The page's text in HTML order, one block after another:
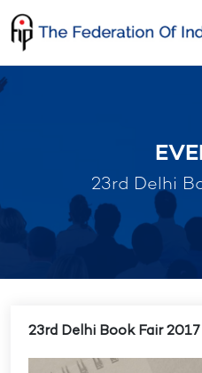
to
content
23rd Delhi
23rd Delhi Book Fair 2017